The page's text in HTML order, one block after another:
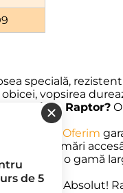
specială,
obicei, vopsirea
vopsirea Raptor?
vopsire? Oferim
face programări
Oferim o gamă
Absolut!
de 5